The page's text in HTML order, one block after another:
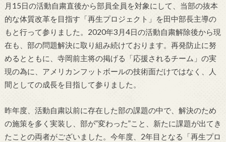
月15日の活動自粛直後から部員全員を対象にして、当部の抜本
的な体質改革を目指す「再生プロジェクト」を田中部長主導の
もと行って参りました。2020年3月4日の活動自粛解除後から現
在も、部の問題解決に取り組み続けております。再発防止に努
めるとともに、寺岡前主将の掲げる「応援されるチーム」の実
現の為に、アメリカンフットボールの技術面だけではなく、人
間としての成長を目指して参りました。
昨年度、活動自粛以前に存在した部の課題の中で、解決のため
の施策を多く実装し、部が”変わった”こと、新たに課題が出てき
たことの両者がございました。今年度、2年目となる「再生プロ